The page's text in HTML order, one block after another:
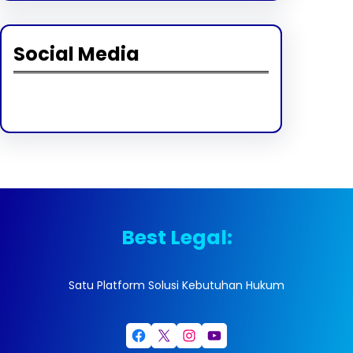
Social Media
Best Legal:
Satu Platform Solusi Kebutuhan Hukum
Facebook X Instagram YouTube